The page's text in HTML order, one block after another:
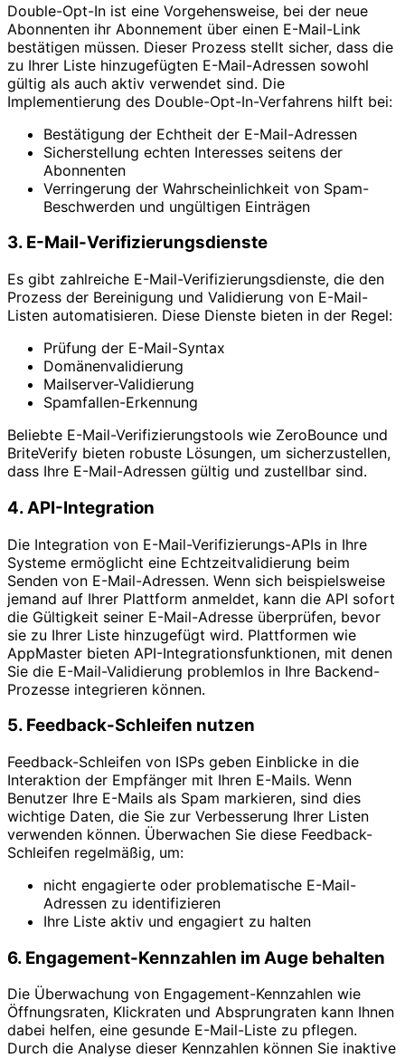
Double-Opt-In ist eine Vorgehensweise, bei der neue
Abonnenten ihr Abonnement über einen E-Mail-Link
bestätigen müssen. Dieser Prozess stellt sicher, dass die
zu Ihrer Liste hinzugefügten E-Mail-Adressen sowohl
gültig als auch aktiv verwendet sind. Die
Implementierung des Double-Opt-In-Verfahrens hilft bei:
Bestätigung der Echtheit der E-Mail-Adressen
Sicherstellung echten Interesses seitens der
Abonnenten
Verringerung der Wahrscheinlichkeit von Spam-
Beschwerden und ungültigen Einträgen
3. E-Mail-Verifizierungsdienste
Es gibt zahlreiche E-Mail-Verifizierungsdienste, die den
Prozess der Bereinigung und Validierung von E-Mail-
Listen automatisieren. Diese Dienste bieten in der Regel:
Prüfung der E-Mail-Syntax
Domänenvalidierung
Mailserver-Validierung
Spamfallen-Erkennung
Beliebte E-Mail-Verifizierungstools wie ZeroBounce und
BriteVerify bieten robuste Lösungen, um sicherzustellen,
dass Ihre E-Mail-Adressen gültig und zustellbar sind.
4. API-Integration
Die Integration von E-Mail-Verifizierungs-APIs in Ihre
Systeme ermöglicht eine Echtzeitvalidierung beim
Senden von E-Mail-Adressen. Wenn sich beispielsweise
jemand auf Ihrer Plattform anmeldet, kann die API sofort
die Gültigkeit seiner E-Mail-Adresse überprüfen, bevor
sie zu Ihrer Liste hinzugefügt wird. Plattformen wie
AppMaster bieten API-Integrationsfunktionen, mit denen
Sie die E-Mail-Validierung problemlos in Ihre Backend-
Prozesse integrieren können.
5. Feedback-Schleifen nutzen
Feedback-Schleifen von ISPs geben Einblicke in die
Interaktion der Empfänger mit Ihren E-Mails. Wenn
Benutzer Ihre E-Mails als Spam markieren, sind dies
wichtige Daten, die Sie zur Verbesserung Ihrer Listen
verwenden können. Überwachen Sie diese Feedback-
Schleifen regelmäßig, um:
nicht engagierte oder problematische E-Mail-
Adressen zu identifizieren
Ihre Liste aktiv und engagiert zu halten
6. Engagement-Kennzahlen im Auge behalten
Die Überwachung von Engagement-Kennzahlen wie
Öffnungsraten, Klickraten und Absprungraten kann Ihnen
dabei helfen, eine gesunde E-Mail-Liste zu pflegen.
Durch die Analyse dieser Kennzahlen können Sie inaktive